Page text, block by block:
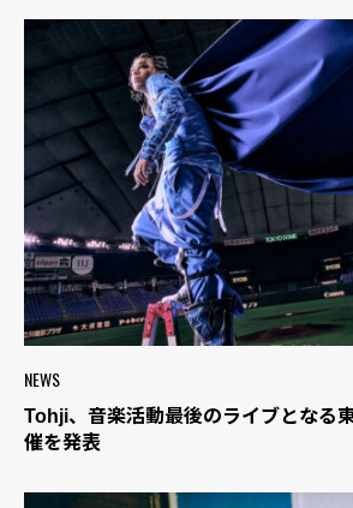
NEWS
Tohji、音楽活動最後のライブとなる
催を発表